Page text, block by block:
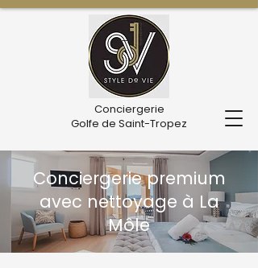
Conciergerie
Golfe de Saint-Tropez
Conciergerie premium
avec nettoyage à La
Môle